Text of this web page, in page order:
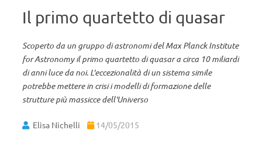
Il primo quartetto di quasar
Scoperto da un gruppo di astronomi del Max Planck Institute
for Astronomy il primo quartetto di quasar a circa 10 miliardi
di anni luce da noi. L'eccezionalità di un sistema simile
potrebbe mettere in crisi i modelli di formazione delle
strutture più massicce dell'Universo
Elisa Nichelli 14/05/2015